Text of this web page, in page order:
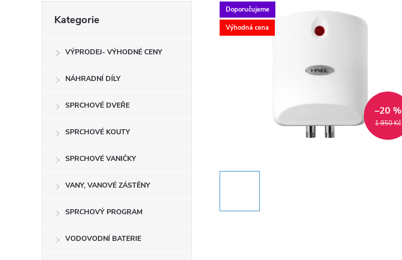
kategorie
Kategorie
VÝPRODEJ- VÝHODNÉ CENY
NÁHRADNÍ DÍLY
SPRCHOVÉ DVEŘE
SPRCHOVÉ KOUTY
SPRCHOVÉ VANIČKY
VANY, VANOVÉ ZÁSTĚNY
SPRCHOVÝ PROGRAM
VODOVODNÍ BATERIE
Doporučujeme
Výhodná cena
1 950 Kč
–20 %